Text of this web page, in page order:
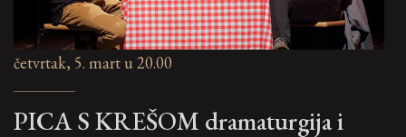
četvrtak, 5. mart u 20.00
PICA S KREŠOM dramaturgija i